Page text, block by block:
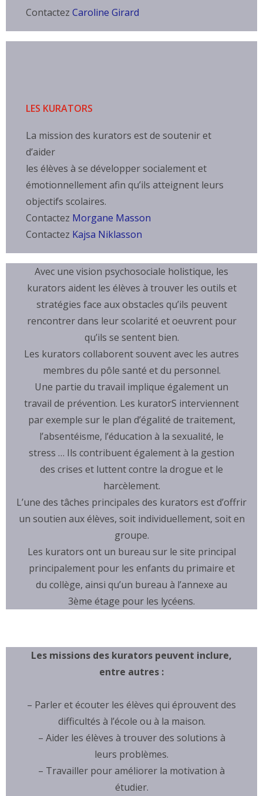
ContactezCaroline Girard
LES KURATORS
La mission des kurators est de soutenir et
d’aider
les élèves à se développer socialement et
émotionnellement afin qu’ils atteignent leurs
objectifs scolaires.
Contactez Morgane Masson
Contactez Kajsa Niklasson
Avec une vision psychosociale holistique, les
kurators aident les élèves à trouver les outils et
stratégies face aux obstacles qu’ils peuvent
rencontrer dans leur scolarité et oeuvrent pour
qu’ils se sentent bien.
Les kurators collaborent souvent avec les autres
membres du pôle santé et du personnel.
Une partie du travail implique également un
travail de prévention. Les kuratorS interviennent
par exemple sur le plan d’égalité de traitement,
l’absentéisme, l’éducation à la sexualité, le
stress … Ils contribuent également à la gestion
des crises et luttent contre la drogue et le
harcèlement.
L’une des tâches principales des kurators est d’offrir
un soutien aux élèves, soit individuellement, soit en
groupe.
Les kurators ont un bureau sur le site principal
principalement pour les enfants du primaire et
du collège, ainsi qu’un bureau à l’annexe au
3ème étage pour les lycéens.
Les missions des kurators peuvent inclure,
entre autres :
– Parler et écouter les élèves qui éprouvent des
difficultés à l’école ou à la maison.
– Aider les élèves à trouver des solutions à
leurs problèmes.
– Travailler pour améliorer la motivation à
étudier.